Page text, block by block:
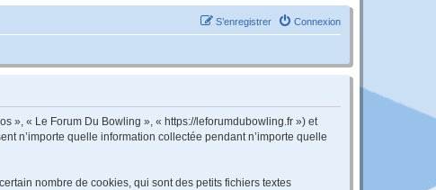
Connexion
S’enregistrer
», « Le Forum Du Bowling », « https://leforumdubowling.fr ») et
n’importe quelle information collectée pendant n’importe quelle
nombre de cookies, qui sont des petits fichiers textes